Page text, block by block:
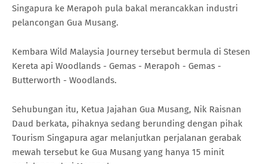
Singapura ke Merapoh pula bakal merancakkan industri
pelancongan Gua Musang.
Kembara Wild Malaysia Journey tersebut bermula di Stesen
Kereta api Woodlands - Gemas - Merapoh - Gemas -
Butterworth - Woodlands.
Sehubungan itu, Ketua Jajahan Gua Musang, Nik Raisnan
Daud berkata, pihaknya sedang berunding dengan pihak
Tourism Singapura agar melanjutkan perjalanan gerabak
mewah tersebut ke Gua Musang yang hanya 15 minit